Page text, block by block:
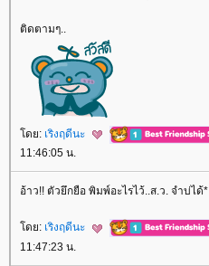
ติดตามๆ..
ดย: เริงฤดีนะ
11:46:05 น.
อ้าว!! ตัวยึกยือ พิมพ์อะไรไว้..ส.ว. จำบ่ได้*
ดย: เริงฤดีนะ
11:47:23 น.